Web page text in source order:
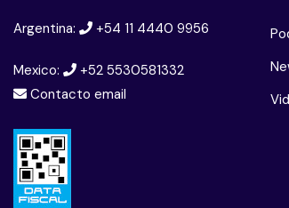
Argentina: +54 11 4440 9956
Mexico:
+52 5530581332
Contacto email